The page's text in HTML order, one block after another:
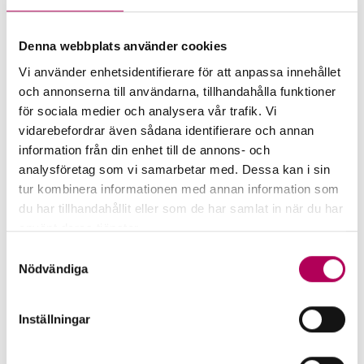
Denna webbplats använder cookies
Vi använder enhetsidentifierare för att anpassa innehållet
och annonserna till användarna, tillhandahålla funktioner
för sociala medier och analysera vår trafik. Vi
vidarebefordrar även sådana identifierare och annan
information från din enhet till de annons- och
analysföretag som vi samarbetar med. Dessa kan i sin
tur kombinera informationen med annan information som
du har tillhandahållit eller som de har samlat in när du har
använt deras tjänster.
personuppgifter.
Nödvändiga
Inställningar
– Vi kan alltså agera bank till köparen i utlandet.
Dessutom så innebär denna köparfinansiering att
samtidigt som köparen i utlandet kan få en lång
kredittid – oftast 3 år eller längre.
Det tredje affärsområdet är att SEK kan vara med
och finansiera den svenska industrins gröna
omställning, och det gäller oavsett om låntagaren
är ett exportbolag eller inte.
Omsättningen avgör vart du ska
vända dig
En skillnad mellan SEK och EKN är att medan EKN